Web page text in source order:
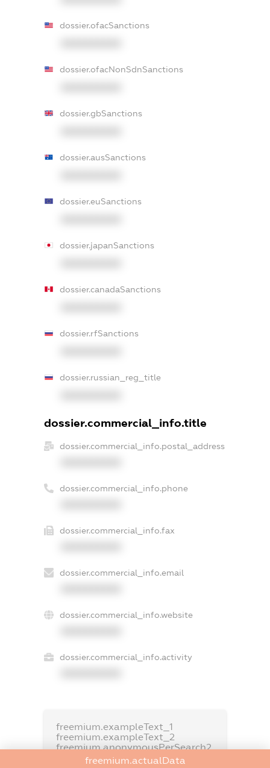
dossier.ofacSanctions
dossier.ofacNonSdnSanctions
dossier.gbSanctions
dossier.ausSanctions
dossier.euSanctions
dossier.japanSanctions
dossier.canadaSanctions
dossier.rfSanctions
dossier.russian_reg_title
dossier.commercial_info.title
dossier.commercial_info.postal_address
dossier.commercial_info.phone
dossier.commercial_info.fax
dossier.commercial_info.email
dossier.commercial_info.website
dossier.commercial_info.activity
freemium.exampleText_1
freemium.exampleText_2
freemium.anonymousPerSearch2
freemium.actualData